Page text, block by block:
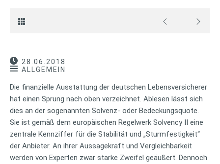
28.06.2018
ALLGEMEIN
Die finanzielle Ausstattung der deutschen Lebensversicherer
hat einen Sprung nach oben verzeichnet. Ablesen lässt sich
dies an der sogenannten Solvenz- oder Bedeckungsquote.
Sie ist gemäß dem europäischen Regelwerk Solvency II eine
zentrale Kennziffer für die Stabilität und „Sturmfestigkeit“
der Anbieter. An ihrer Aussagekraft und Vergleichbarkeit
werden von Experten zwar starke Zweifel geäußert. Dennoch